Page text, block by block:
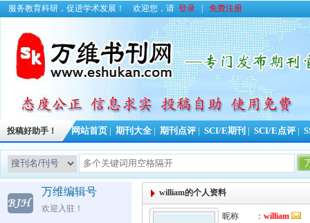
服务教育科研，促进学术发展！ 欢迎您，请 登录 免费注册
投稿好助手！ 网站首页 期刊大全 期刊点评 SCI/E期刊 SCI/E点评
万维编辑号
欢迎入驻！
william的个人资料
昵称 ： william